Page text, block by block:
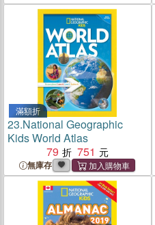
滿額折
23.National Geographic
Kids World Atlas
79
751
無庫存